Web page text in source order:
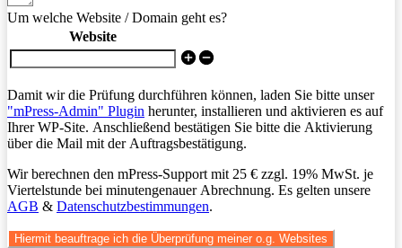
Um welche Website / Domain geht es?
Website
Damit wir die Prüfung durchführen können, laden Sie bitte unser
"mPress-Admin" Plugin herunter, installieren und aktivieren es auf
Ihrer WP-Site. Anschließend bestätigen Sie bitte die Aktivierung
über die Mail mit der Auftragsbestätigung.
Wir berechnen den mPress-Support mit 25 € zzgl. 19% MwSt. je
Viertelstunde bei minutengenauer Abrechnung. Es gelten unsere
AGB & Datenschutzbestimmungen.
Hiermit beauftrage ich die Überprüfung meiner o.g. Websites